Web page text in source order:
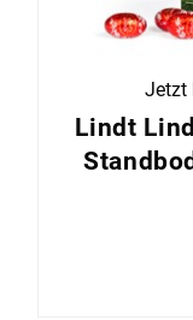
Jetzt
Lindt